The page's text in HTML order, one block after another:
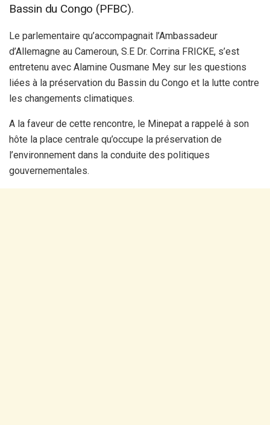
Bassin du Congo (PFBC).
Le parlementaire qu’accompagnait l’Ambassadeur
d’Allemagne au Cameroun, S.E Dr. Corrina FRICKE, s’est
entretenu avec Alamine Ousmane Mey sur les questions
liées à la préservation du Bassin du Congo et la lutte contre
les changements climatiques.
A la faveur de cette rencontre, le Minepat a rappelé à son
hôte la place centrale qu’occupe la préservation de
l’environnement dans la conduite des politiques
gouvernementales.